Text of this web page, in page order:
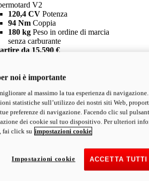
V2
120,4 CV Potenza
94 Nm Coppia
180 kg Peso in ordine di marcia
senza carburante
da 15.590 €
V2 SP
120,4 CVPotenza
94 NmCoppia
177 kgPeso in ordine di marcia
senza carburante
35 kW: 18.890 € i
scopri di più
noi è importante
al massimo la tua esperienza di
statistiche sull’utilizzo dei nostri siti Web,
preferenze di navigazione. Facendo clic sul
dei cookie sul tuo dispositivo. Per ulteriori
fai click su impostazioni cookie
ACCETTA
Impostazioni cookie